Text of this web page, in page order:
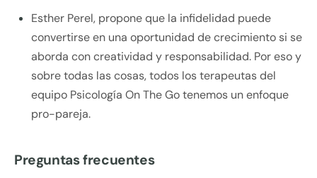
Esther Perel, propone que la infidelidad puede
convertirse en una oportunidad de crecimiento si se
aborda con creatividad y responsabilidad. Por eso y
sobre todas las cosas, todos los terapeutas del
equipo Psicología On The Go tenemos un enfoque
pro-pareja.
Preguntas frecuentes